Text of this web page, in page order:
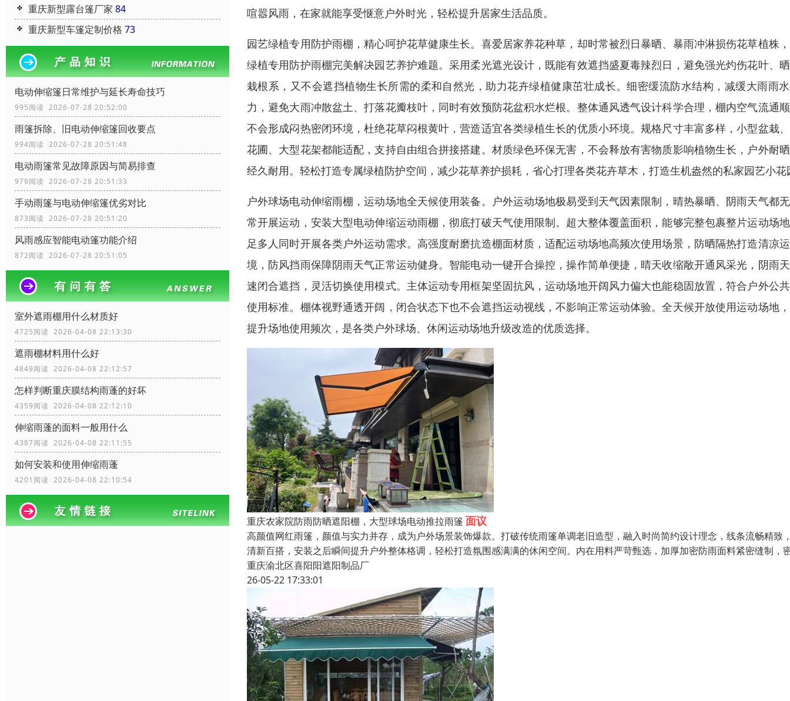
重庆新型露台篷厂家 84
重庆新型车篷定制价格 73
电动伸缩篷日常维护与延长寿命技巧
995阅读 2026-07-28 20:52:00
雨篷拆除、旧电动伸缩篷回收要点
994阅读 2026-07-28 20:51:48
电动雨篷常见故障原因与简易排查
979阅读 2026-07-28 20:51:33
手动雨篷与电动伸缩篷优劣对比
873阅读 2026-07-28 20:51:20
风雨感应智能电动篷功能介绍
872阅读 2026-07-28 20:51:05
室外遮雨棚用什么材质好
4725阅读 2026-04-08 22:13:30
遮雨棚材料用什么好
4849阅读 2026-04-08 22:12:57
怎样判断重庆膜结构雨蓬的好坏
4359阅读 2026-04-08 22:12:10
伸缩雨蓬的面料一般用什么
4387阅读 2026-04-08 22:11:55
如何安装和使用伸缩雨蓬
4201阅读 2026-04-08 22:10:54
喧嚣风雨，在家就能享受惬意户外时光，轻松提升居家生活品质。
园艺绿植专用防护雨棚，精心呵护花草健康生长。喜爱居家养花种草，却时常被烈日暴晒、暴雨冲淋损伤花草植株
绿植专用防护雨棚完美解决园艺养护难题。采用柔光遮光设计，既能有效遮挡盛夏毒辣烈日，避免强光灼伤花叶、
栽根系，又不会遮挡植物生长所需的柔和自然光，助力花卉绿植健康茁壮成长。细密缓流防水结构，减缓大雨雨
力，避免大雨冲散盆土、打落花瓣枝叶，同时有效预防花盆积水烂根。整体通风透气设计科学合理，棚内空气流通
不会形成闷热密闭环境，杜绝花草闷根黄叶，营造适宜各类绿植生长的优质小环境。规格尺寸丰富多样，小型盆栽
花圃、大型花架都能适配，支持自由组合拼接搭建。材质绿色环保无害，不会释放有害物质影响植物生长，户外耐
经久耐用。轻松打造专属绿植防护空间，减少花草养护损耗，省心打理各类花卉草木，打造生机盎然的私家园艺小花
户外球场电动伸缩雨棚，运动场地全天候使用装备。户外运动场地极易受到天气因素限制，晴热暴晒、阴雨天气都
常开展运动，安装大型电动伸缩运动雨棚，彻底打破天气使用限制。超大整体覆盖面积，能够完整包裹整片运动场
足多人同时开展各类户外运动需求。高强度耐磨抗造棚面材质，适配运动场地高频次使用场景，防晒隔热打造清凉
境，防风挡雨保障阴雨天气正常运动健身。智能电动一键开合操控，操作简单便捷，晴天收缩敞开通风采光，阴雨
速闭合遮挡，灵活切换使用模式。主体运动专用框架坚固抗风，运动场地开阔风力偏大也能稳固放置，符合户外公
使用标准。棚体视野通透开阔，闭合状态下也不会遮挡运动视线，不影响正常运动体验。全天候开放使用运动场地
提升场地使用频次，是各类户外球场、休闲运动场地升级改造的优质选择。
重庆农家院防雨防晒遮阳棚，大型球场电动推拉雨篷 面议
高颜值网红雨篷，颜值与实力并存，成为户外场景装饰爆款。打破传统雨篷单调老旧造型，融入时尚简约设计理念，线条流畅精致
清新百搭，安装之后瞬间提升户外整体格调，轻松打造氛围感满满的休闲空间。内在用料严苛甄选，加厚加密防雨面料紧密缝制，
重庆渝北区喜阳阳遮阳制品厂
26-05-22 17:33:01